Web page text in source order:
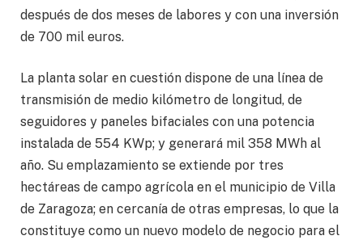
después de dos meses de labores y con una inversión
de 700 mil euros.
La planta solar en cuestión dispone de una línea de
transmisión de medio kilómetro de longitud, de
seguidores y paneles bifaciales con una potencia
instalada de 554 KWp; y generará mil 358 MWh al
año. Su emplazamiento se extiende por tres
hectáreas de campo agrícola en el municipio de Villa
de Zaragoza; en cercanía de otras empresas, lo que la
constituye como un nuevo modelo de negocio para el